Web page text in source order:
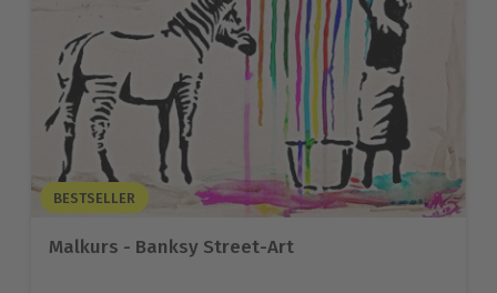
BESTSELLER
Malkurs - Banksy Street-Art